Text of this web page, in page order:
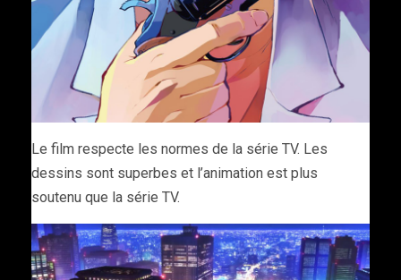
Le film respecte les normes de la série TV. Les
dessins sont superbes et l’animation est plus
soutenu que la série TV.